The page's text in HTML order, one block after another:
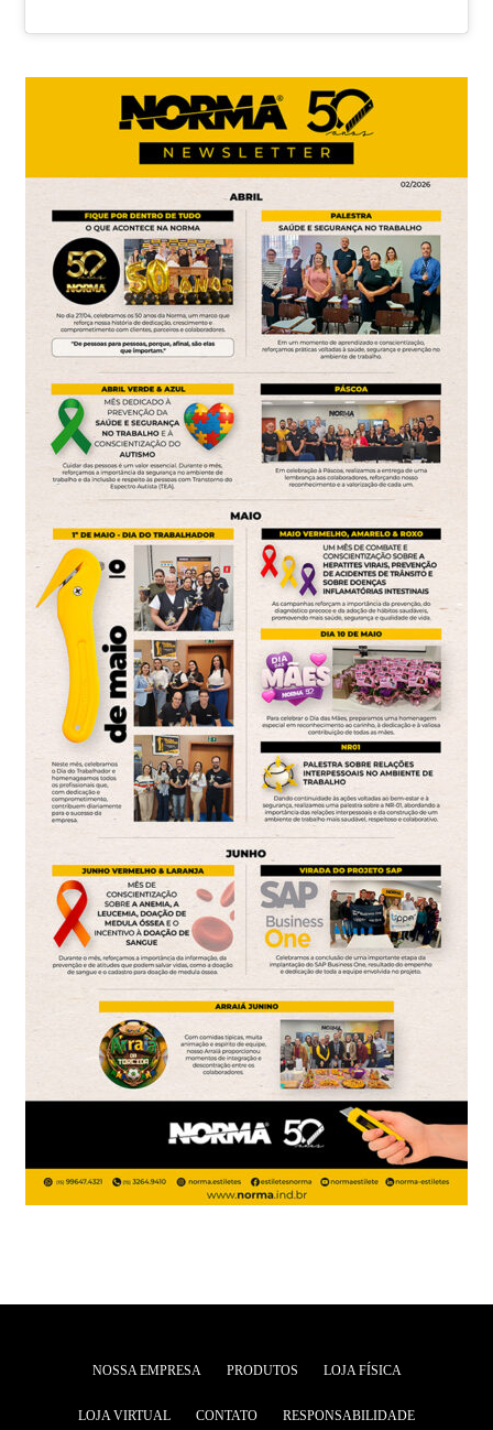
NOSSA EMPRESA PRODUTOS LOJA FÍSICA
LOJA VIRTUAL CONTATO RESPONSABILIDADE